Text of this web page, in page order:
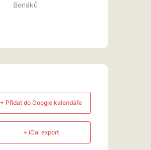
Benáků
+ Přidat do Google kalendáře
+ iCal export